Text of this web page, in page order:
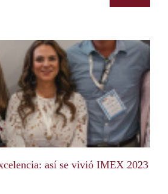
así se vivió IMEX 2023